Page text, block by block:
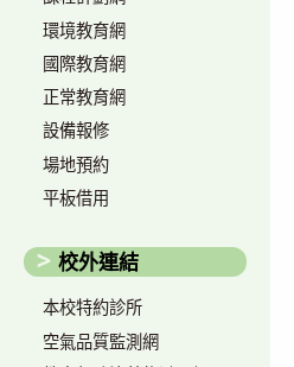
環境教育網
國際教育網
正常教育網
設備報修
場地預約
平板借用
校外連結
本校特約診所
空氣品質監測網